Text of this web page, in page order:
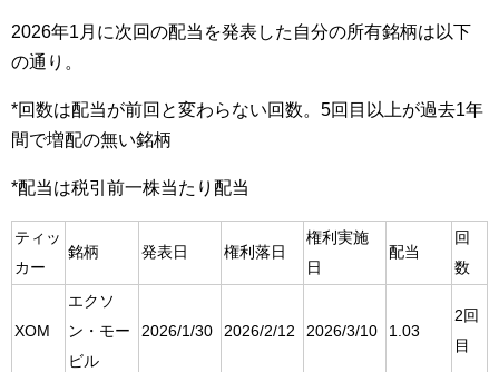
2026年1月に次回の配当を発表した自分の所有銘柄は以下
の通り。
*回数は配当が前回と変わらない回数。5回目以上が過去1年
間で増配の無い銘柄
*配当は税引前一株当たり配当
ティッ
カー
銘柄 発表日 権利落日
権利実施
日
配当
回
数
XOM
エクソ
ン・モー
ビル
2026/1/30 2026/2/12 2026/3/10 1.03
2回
目